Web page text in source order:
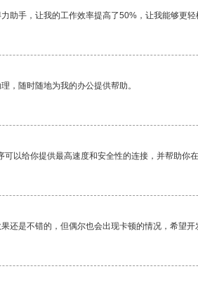
助手，让我的工作效率提高了50%，让我能够更轻
，随时随地为我的办公提供帮助。
可以给你提供最高速度和安全性的连接，并帮助你在
还是不错的，但偶尔也会出现卡顿的情况，希望开